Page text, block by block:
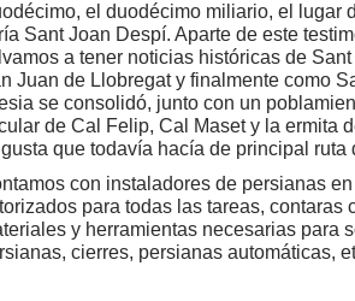
el duodécimo miliario, el lugar
Sant Joan Despí. Aparte de este
a tener noticias históricas de
Juan de Llobregat y finalmente como
se consolidó, junto con un
de Cal Felip, Cal Maset y la ermita
que todavía hacía de principal
con instaladores de persianas
para todas las tareas,
y herramientas necesarias para
cierres, persianas automáticas,